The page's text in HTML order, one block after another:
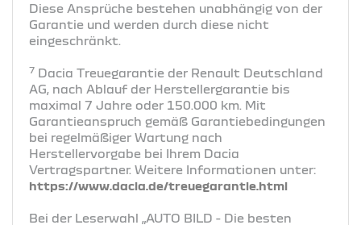
Diese Ansprüche bestehen unabhängig von der
Garantie und werden durch diese nicht
eingeschränkt.
7 Dacia Treuegarantie der Renault Deutschland
AG, nach Ablauf der Herstellergarantie bis
maximal 7 Jahre oder 150.000 km. Mit
Garantieanspruch gemäß Garantiebedingungen
bei regelmäßiger Wartung nach
Herstellervorgabe bei Ihrem Dacia
Vertragspartner. Weitere Informationen unter:
https://www.dacia.de/treuegarantie.html
Bei der Leserwahl „AUTO BILD - Die besten